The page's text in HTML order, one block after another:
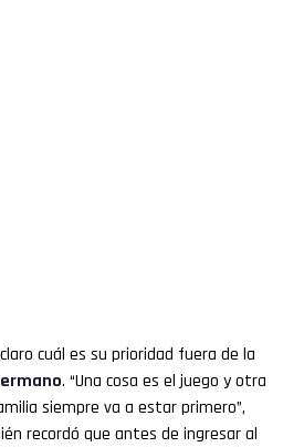
cuál es su prioridad fuera de la
. “Una cosa es el juego y otra
siempre va a estar primero”,
recordó que antes de ingresar al